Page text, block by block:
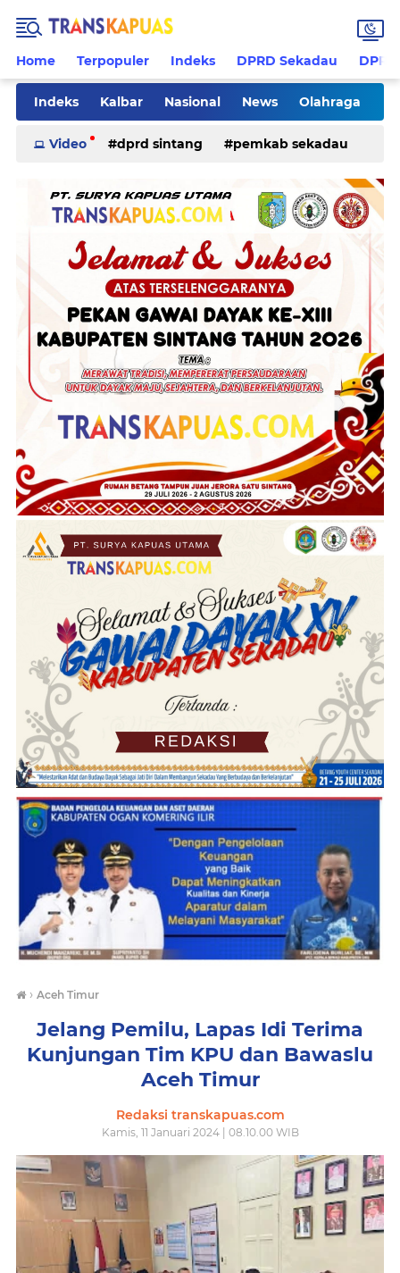
Home Terpopuler Indeks DPRD Sekadau
Indeks Kalbar Nasional News Olahraga
Pilkades Rohani Sanggau Sekadau
kriminal
Video dprd sintang pemkab sekadau
› Aceh Timur
Jelang Pemilu, Lapas Idi Terima
Kunjungan Tim KPU dan Bawaslu
Aceh Timur
Redaksi transkapuas.com
Kamis, 11 Januari 2024 | 08.10.00 WIB